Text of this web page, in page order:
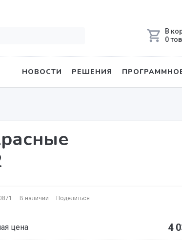
В
0
НОВОСТИ РЕШЕНИЯ
В наличии Поделиться
цена 4